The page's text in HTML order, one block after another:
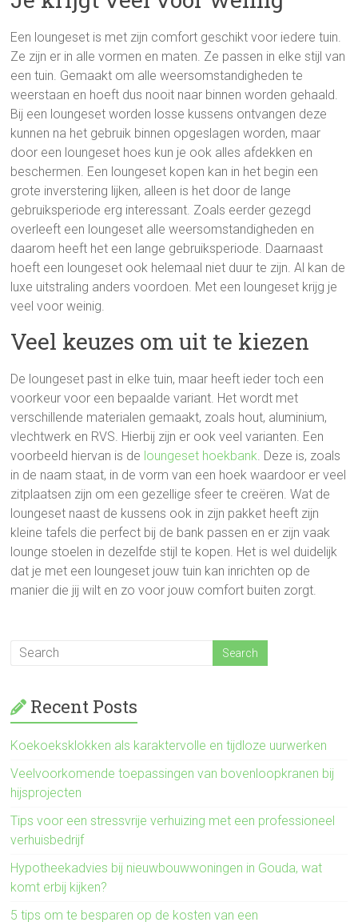
Een loungeset is met zijn comfort geschikt voor iedere tuin.
Ze zijn er in alle vormen en maten. Ze passen in elke stijl van
een tuin. Gemaakt om alle weersomstandigheden te
weerstaan en hoeft dus nooit naar binnen worden gehaald.
Bij een loungeset worden losse kussens ontvangen deze
kunnen na het gebruik binnen opgeslagen worden, maar
door een loungeset hoes kun je ook alles afdekken en
beschermen. Een loungeset kopen kan in het begin een
grote inverstering lijken, alleen is het door de lange
gebruiksperiode erg interessant. Zoals eerder gezegd
overleeft een loungeset alle weersomstandigheden en
daarom heeft het een lange gebruiksperiode. Daarnaast
hoeft een loungeset ook helemaal niet duur te zijn. Al kan de
luxe uitstraling anders voordoen. Met een loungeset krijg je
veel voor weinig.
Veel keuzes om uit te kiezen
De loungeset past in elke tuin, maar heeft ieder toch een
voorkeur voor een bepaalde variant. Het wordt met
verschillende materialen gemaakt, zoals hout, aluminium,
vlechtwerk en RVS. Hierbij zijn er ook veel varianten. Een
voorbeeld hiervan is de loungeset hoekbank . Deze is, zoals
in de naam staat, in de vorm van een hoek waardoor er veel
zitplaatsen zijn om een gezellige sfeer te creëren. Wat de
loungeset naast de kussens ook in zijn pakket heeft zijn
kleine tafels die perfect bij de bank passen en er zijn vaak
lounge stoelen in dezelfde stijl te kopen. Het is wel duidelijk
dat je met een loungeset jouw tuin kan inrichten op de
manier die jij wilt en zo voor jouw comfort buiten zorgt.
Recent Posts
Koekoeksklokken als karaktervolle en tijdloze uurwerken
Veelvoorkomende toepassingen van bovenloopkranen bij
hijsprojecten
Tips voor een stressvrije verhuizing met een professioneel
verhuisbedrijf
Hypotheekadvies bij nieuwbouwwoningen in Gouda, wat
komt erbij kijken?
5 tips om te besparen op de kosten van een